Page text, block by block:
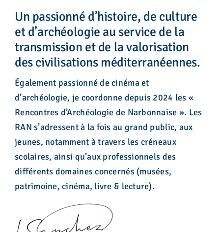
Un passionné d’histoire, de culture
et d’archéologie au service de la
transmission et de la valorisation
des civilisations méditerranéennes.
Également passionné de cinéma et
d’archéologie, je coordonne depuis 2024 les «
Rencontres d’Archéologie de Narbonnaise ». Les
RAN s’adressent à la fois au grand public, aux
jeunes, notamment à travers les créneaux
scolaires, ainsi qu’aux professionnels des
différents domaines concernés (musées,
patrimoine, cinéma, livre & lecture).